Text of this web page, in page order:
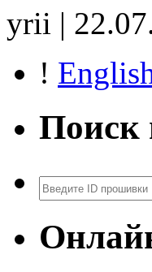
yrii |
!
Поиск
Поиск